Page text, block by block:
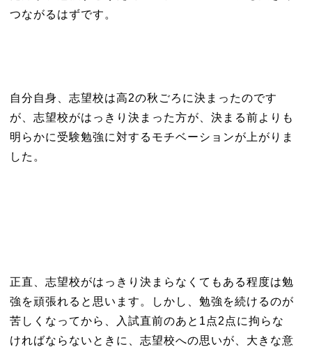
つながるはずです。
自分自身、志望校は高2の秋ごろに決まったのです
が、志望校がはっきり決まった方が、決まる前よりも
明らかに受験勉強に対するモチベーションが上がりま
した。
正直、志望校がはっきり決まらなくてもある程度は勉
強を頑張れると思います。しかし、勉強を続けるのが
苦しくなってから、入試直前のあと1点2点に拘らな
ければならないときに、志望校への思いが、大きな意